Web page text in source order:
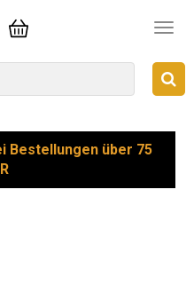
Bestellungen über 75